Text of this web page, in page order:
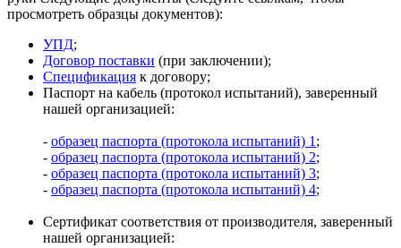
просмотреть образцы документов):
УПД;
Договор поставки (при заключении);
Спецификация к договору;
Паспорт на кабель (протокол испытаний), заверенный
нашей организацией:
- образец паспорта (протокола испытаний) 1 ;
- образец паспорта (протокола испытаний) 2;
- образец паспорта (протокола испытаний) 3;
- образец паспорта (протокола испытаний) 4;
Сертификат соответствия от производителя, заверенный
нашей организацией: